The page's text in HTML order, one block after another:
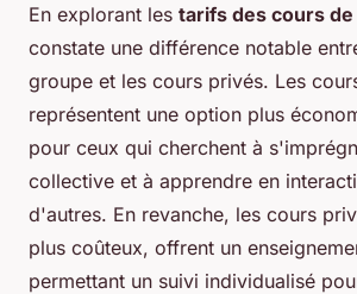
En explorant les tarifs des cours de
constate une différence notable
groupe et les cours privés. Les
représentent une option plus
pour ceux qui cherchent à
collective et à apprendre en
d'autres. En revanche, les cours
plus coûteux, offrent un
permettant un suivi individualisé